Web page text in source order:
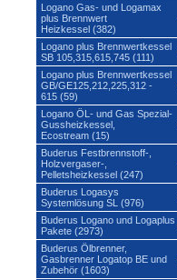
Logano Gas- und Logamax
plus Brennwert
Heizkessel (382)
Logano plus Brennwertkessel
SB 105,315,615,745 (111)
Logano plus Brennwertkessel
GB/GE125,212,225,312 -
615 (59)
Logano ÖL- und Gas Spezial-
Gussheizkessel,
Ecostream (15)
Buderus Festbrennstoff-,
Holzvergaser-,
Pelletsheizkessel (247)
Buderus Logasys
Systemlösung SL (976)
Buderus Logano und Logaplus
Pakete (2973)
Buderus Ölbrenner,
Gasbrenner Logatop BE und
Zubehör (1603)